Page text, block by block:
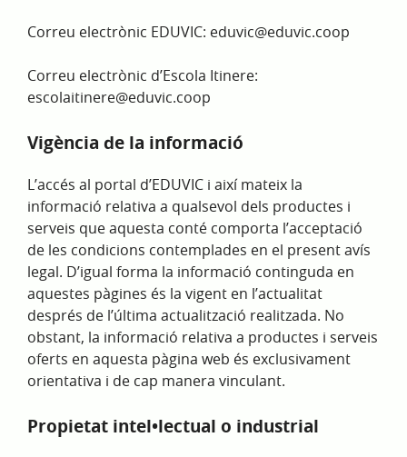
Correu electrònic EDUVIC: eduvic@eduvic.coop
Correu electrònic d’Escola Itinere:
escolaitinere@eduvic.coop
Vigència de la informació
L’accés al portal d’EDUVIC i així mateix la
informació relativa a qualsevol dels productes i
serveis que aquesta conté comporta l’acceptació
de les condicions contemplades en el present avís
legal. D’igual forma la informació continguda en
aquestes pàgines és la vigent en l’actualitat
després de l’última actualització realitzada. No
obstant, la informació relativa a productes i serveis
oferts en aquesta pàgina web és exclusivament
orientativa i de cap manera vinculant.
Propietat intel•lectual o industrial